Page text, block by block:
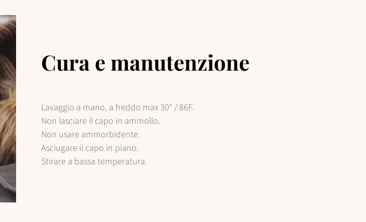
Cura e manutenzione
Lavaggio a mano, a freddo max 30° / 86F.
Non lasciare il capo in ammollo.
Non usare ammorbidente.
Asciugare il capo in piano.
Stirare a bassa temperatura.